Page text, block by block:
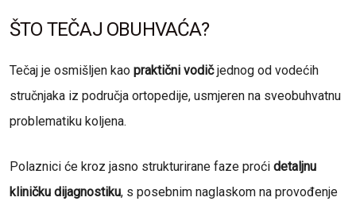
ŠTO TEČAJ OBUHVAĆA?
Tečaj je osmišljen kao praktični vodičjednog od vodećih
stručnjaka iz područja ortopedije, usmjeren na sveobuhvatnu
problematiku koljena.
Polaznici će kroz jasno strukturirane faze proći detaljnu
kliničku dijagnostiku, s posebnim naglaskom na provođenje